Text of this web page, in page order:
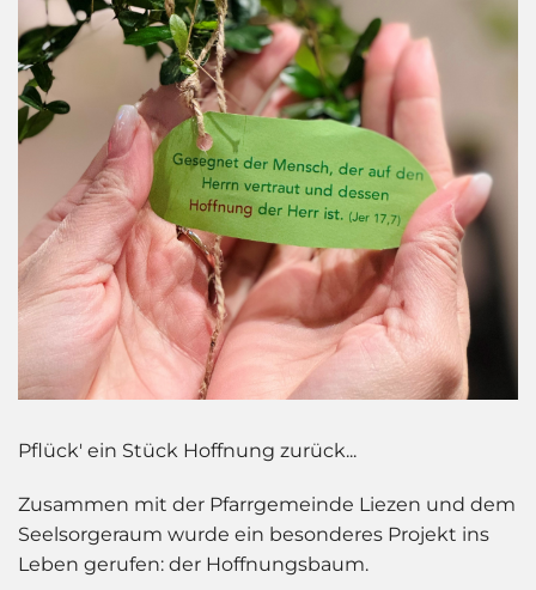
Pflück' ein Stück Hoffnung zurück...
Zusammen mit der Pfarrgemeinde Liezen und dem
Seelsorgeraum wurde ein besonderes Projekt ins
Leben gerufen: der Hoffnungsbaum.